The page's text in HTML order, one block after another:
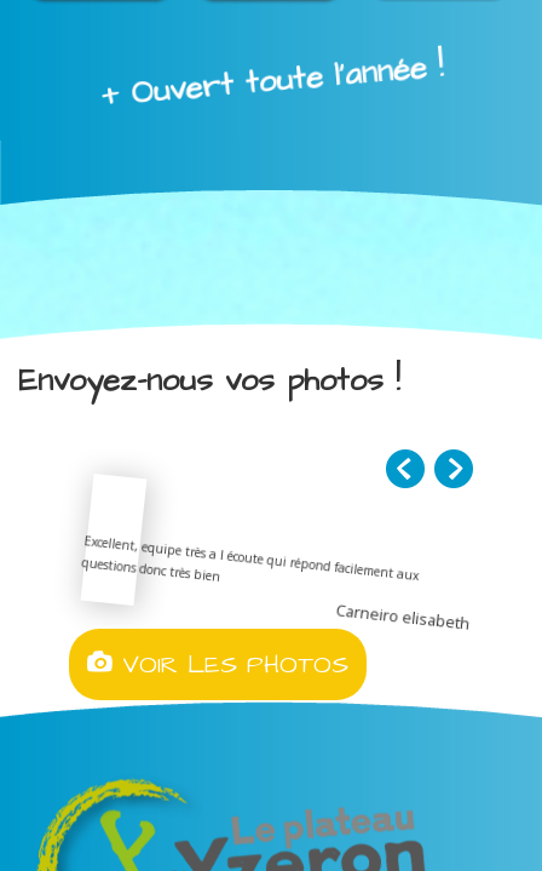
+ Ouvert toute l'année !
Envoyez-nous vos photos !
Excellent, equipe très a l écoute qui répond facilement aux
questions donc très bien
Carneiro elisabeth
VOIR LES PHOTOS